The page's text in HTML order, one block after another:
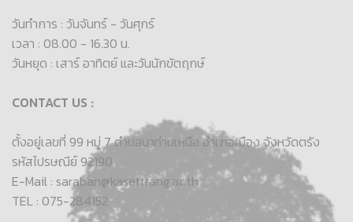
วันทำการ : วันจันทร์ - วันศุกร์
เวลา : 08.00 - 16.30 น.
วันหยุด : เสาร์ อาทิตย์ และวันนักขัตฤกษ์
CONTACT US :
ตั้งอยู่เลขที่ 99 หมู่ 7 ตำบลนาท่ามเหนือ อำเภอเมือง จังหวัดตรัง
รหัสไปรษณีย์ 92190
E-Mail : saraban@kasettrang.ac.th
TEL : 075-284152